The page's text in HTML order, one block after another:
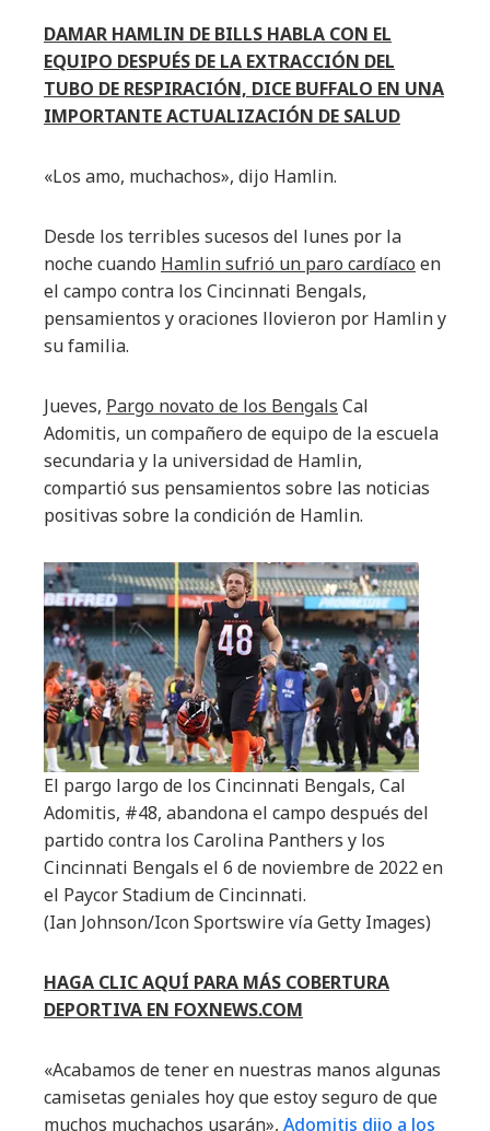
DAMAR HAMLIN DE BILLS HABLA CON EL
EQUIPO DESPUÉS DE LA EXTRACCIÓN DEL
TUBO DE RESPIRACIÓN, DICE BUFFALO EN UNA
IMPORTANTE ACTUALIZACIÓN DE SALUD
«Los amo, muchachos», dijo Hamlin.
Desde los terribles sucesos del lunes por la
noche cuando Hamlin sufrió un paro cardíaco en
el campo contra los Cincinnati Bengals,
pensamientos y oraciones llovieron por Hamlin y
su familia.
Jueves, Pargo novato de los Bengals Cal
Adomitis, un compañero de equipo de la escuela
secundaria y la universidad de Hamlin,
compartió sus pensamientos sobre las noticias
positivas sobre la condición de Hamlin.
El pargo largo de los Cincinnati Bengals, Cal
Adomitis, #48, abandona el campo después del
partido contra los Carolina Panthers y los
Cincinnati Bengals el 6 de noviembre de 2022 en
el Paycor Stadium de Cincinnati.
(Ian Johnson/Icon Sportswire vía Getty Images)
HAGA CLIC AQUÍ PARA MÁS COBERTURA
DEPORTIVA EN FOXNEWS.COM
«Acabamos de tener en nuestras manos algunas
camisetas geniales hoy que estoy seguro de que
muchos muchachos usarán», Adomitis dijo a los